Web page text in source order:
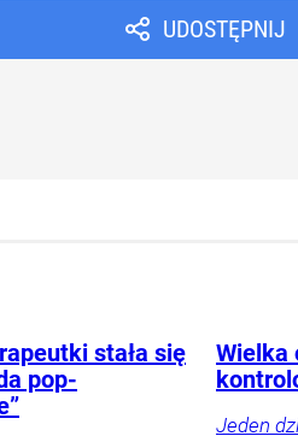
UDOSTĘPNIJ
stała się
pop-
Wielka
Jeden